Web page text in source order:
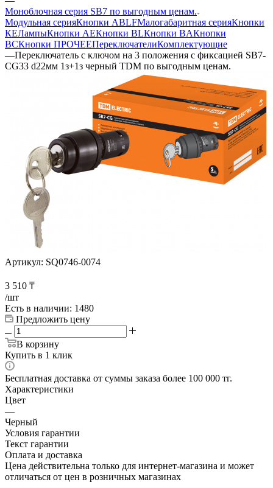
Моноблочная серия SB7 по выгодным ценам.
Модульная серияКнопки ABLFМалогабаритная серияКнопки
КЕЛампыКнопки AEКнопки BLКнопки BAКнопки
BCКнопки ПРОЧЕЕПереключателиКомплектующие
—Переключатель с ключом на 3 положения с фиксацией SB7-
CG33 d22мм 1з+1з черный TDM по выгодным ценам.
Артикул: SQ0746-0074
3 510 ₸
/шт
Есть в наличии: 1480
Предложить цену
В корзину
Купить в 1 клик
Бесплатная доставка от суммы заказа более 100 000 тг.
Характеристики
Цвет
—
Черный
Условия гарантии
Текст гарантии
Оплата и доставка
Цена действительна только для интернет-магазина и может
отличаться от цен в розничных магазинах